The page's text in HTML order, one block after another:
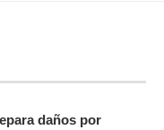
daños por